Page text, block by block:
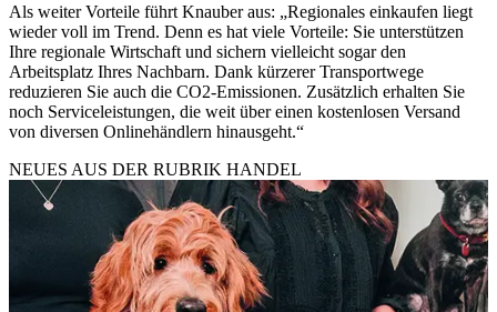
Als weiter Vorteile führt Knauber aus: „Regionales einkaufen liegt
wieder voll im Trend. Denn es hat viele Vorteile: Sie unterstützen
Ihre regionale Wirtschaft und sichern vielleicht sogar den
Arbeitsplatz Ihres Nachbarn. Dank kürzerer Transportwege
reduzieren Sie auch die CO2-Emissionen. Zusätzlich erhalten Sie
noch Serviceleistungen, die weit über einen kostenlosen Versand
von diversen Onlinehändlern hinausgeht.“
NEUES AUS DER RUBRIK HANDEL